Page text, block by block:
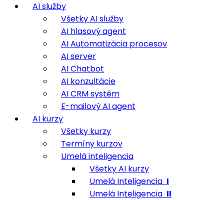
AI služby
Všetky AI služby
AI hlasový agent
AI Automatizácia procesov
AI server
AI Chatbot
AI konzultácie
AI CRM systém
E-mailový AI agent
AI kurzy
Všetky kurzy
Termíny kurzov
Umelá inteligencia
Všetky AI kurzy
Umelá Inteligencia I
Umelá Inteligencia II